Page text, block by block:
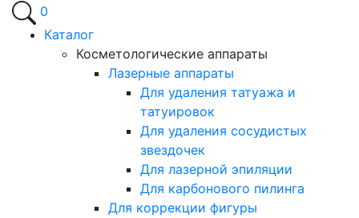
0
Каталог
Косметологические аппараты
Лазерные аппараты
Для удаления татуажа и
татуировок
Для удаления сосудистых
звездочек
Для лазерной эпиляции
Для карбонового пилинга
Для коррекции фигуры